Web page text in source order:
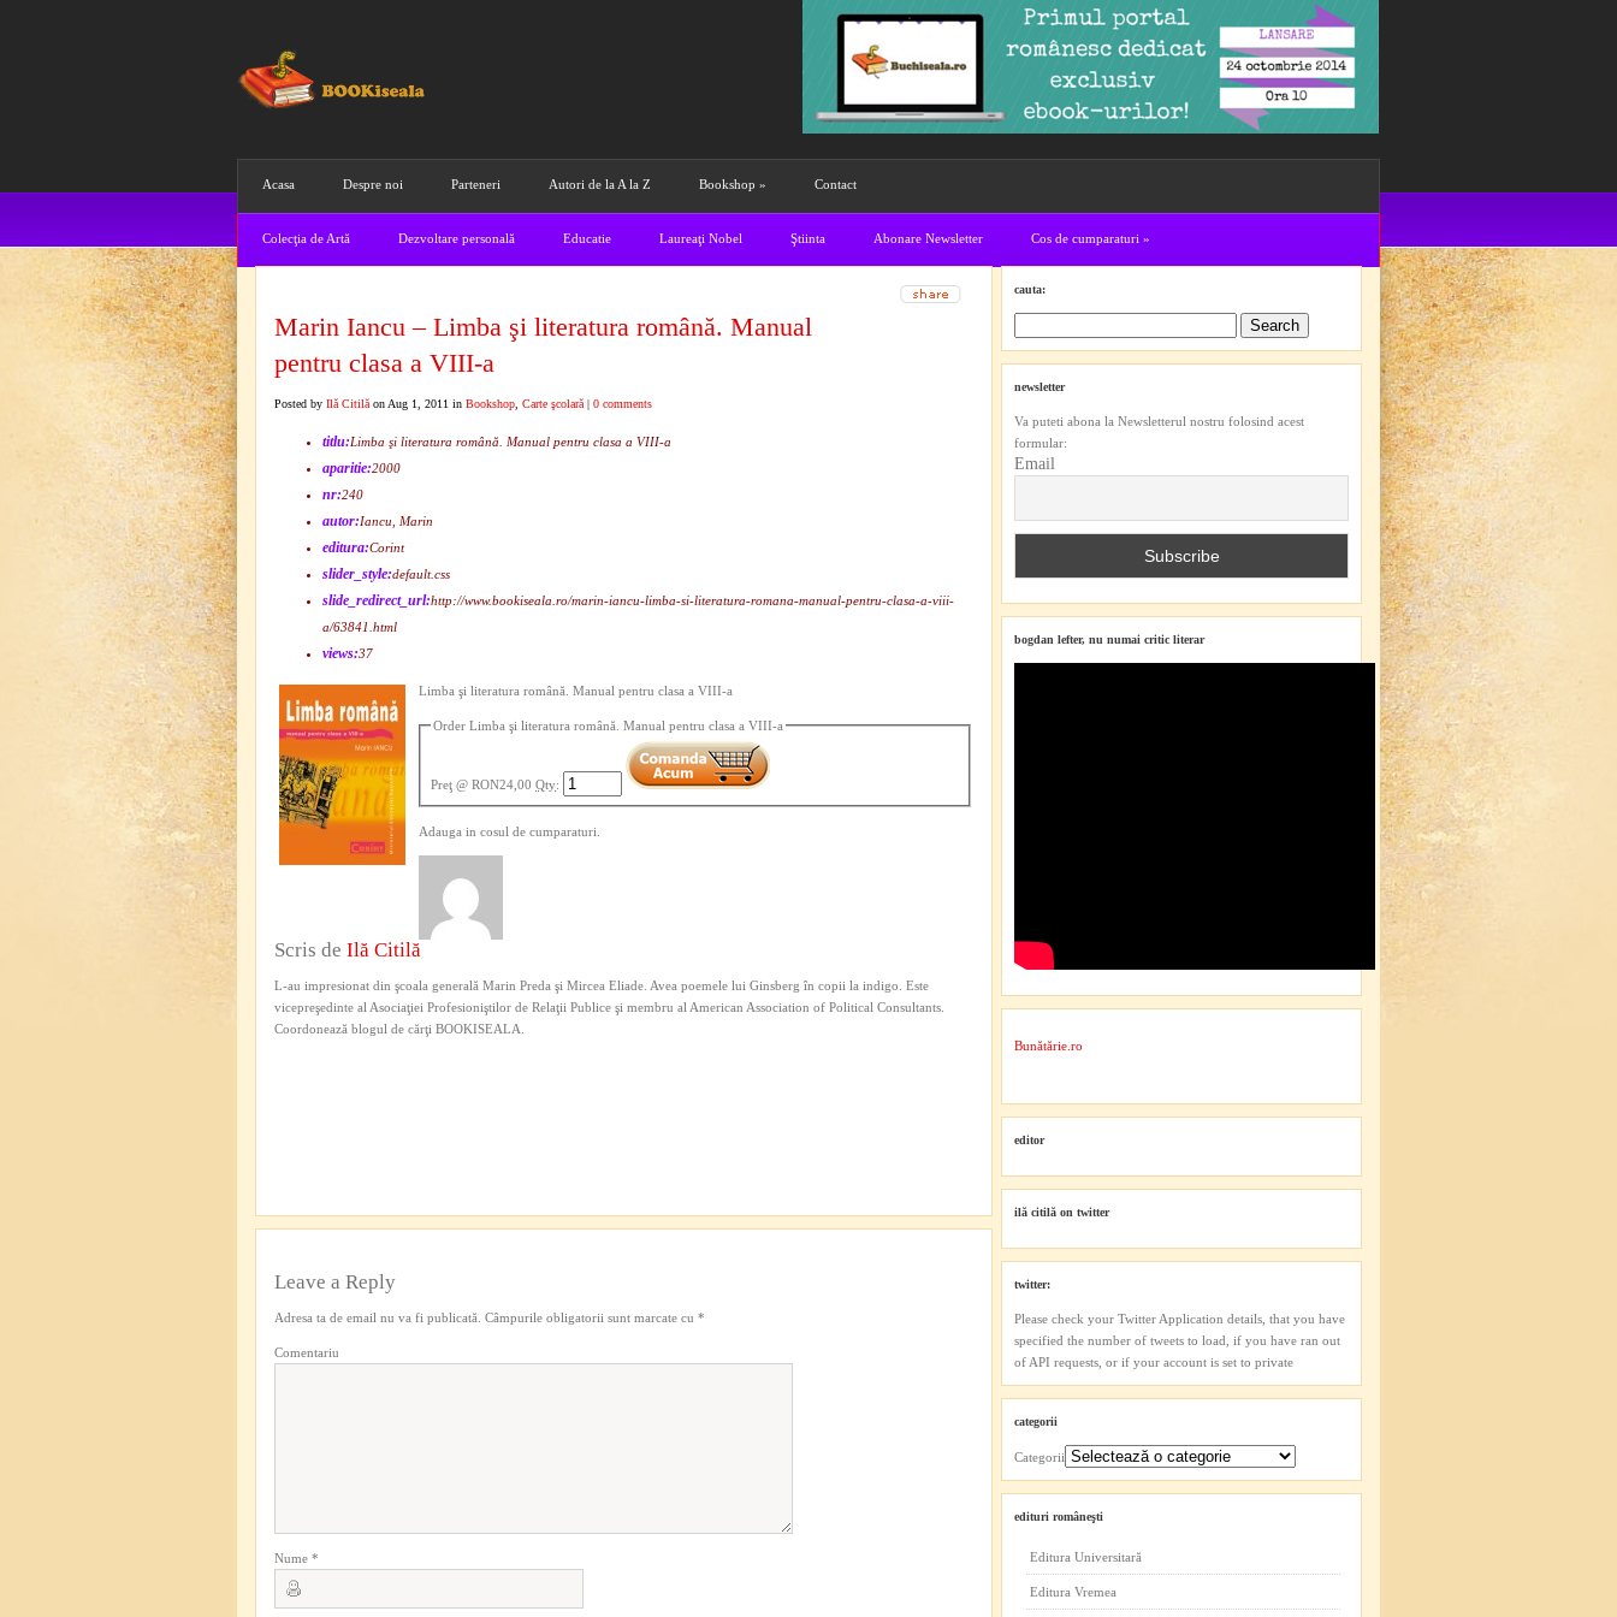
Acasa Despre noi Parteneri Autori de la A la Z Bookshop » Contact
Colecţia de Artă Dezvoltare personală Educatie Laureaţi Nobel Ştiinta Abonare Newsletter Cos de cumparaturi »
Marin Iancu – Limba şi literatura română. Manual
pentru clasa a VIII-a
Posted by Ilă Citilă on Aug 1, 2011 in Bookshop Carte şcolară | 0 comments
titlu:Limba şi literatura română. Manual pentru clasa a VIII-a
aparitie:2000
nr:240
autor:Iancu, Marin
editura:Corint
slider_style:default.css
slide_redirect_url:http://www.bookiseala.ro/marin-iancu-limba-si-literatura-romana-manual-pentru-clasa-a-viii-
a/63841.html
views:37
Limba şi literatura română. Manual pentru clasa a VIII-a
Order Limba şi literatura română. Manual pentru clasa a VIII-a
Preţ @ RON24,00 Qty:
Adauga in cosul de cumparaturi.
Scris de Ilă Citilă
L-au impresionat din şcoala generală Marin Preda şi Mircea Eliade. Avea poemele lui Ginsberg în copii la indigo. Este
vicepreşedinte al Asociaţiei Profesioniştilor de Relaţii Publice şi membru al American Association of Political Consultants.
Coordonează blogul de cărţi BOOKISEALA.
Leave a Reply
Adresa ta de email nu va fi publicată. Câmpurile obligatorii sunt marcate cu *
Comentariu
Nume *
cauta:
newsletter
Va puteti abona la Newsletterul nostru folosind acest
formular:
Email
bogdan lefter, nu numai critic literar
Bunătărie.ro
editor
ilă citilă on twitter
twitter:
Please check your Twitter Application details, that you have
specified the number of tweets to load, if you have ran out
of API requests, or if your account is set to private
categorii
Categorii
edituri româneşti
Editura Universitară
Editura Vremea